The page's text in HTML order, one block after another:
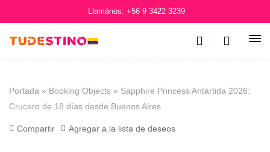
Llamános: +56 9 3422 3239
Portada » Booking Objects » Sapphire Princess Antártida 2026:
Crucero de 18 días desde Buenos Aires
Compartir Agregar a la lista de deseos